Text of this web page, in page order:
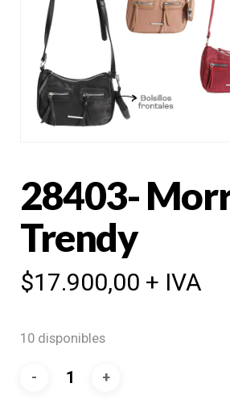
28403-
Trendy
$17.900,00 + IVA
10 disponibles